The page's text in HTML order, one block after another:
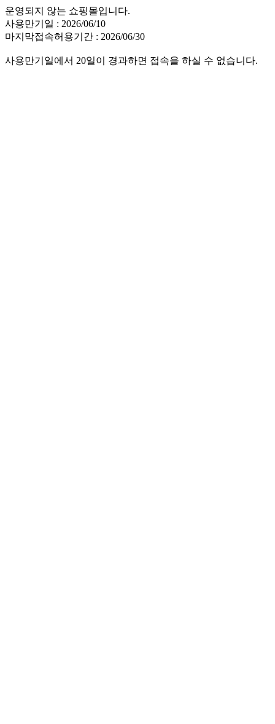
운영되지 않는 쇼핑몰입니다.
사용만기일 : 2026/06/10
마지막접속허용기간 : 2026/06/30
사용만기일에서 20일이 경과하면 접속을 하실 수 없습니다.